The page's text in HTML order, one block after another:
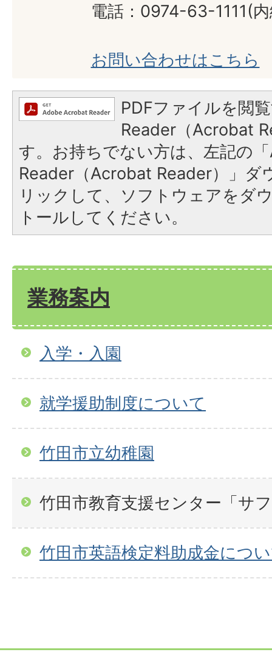
電話：0974-63-1111(
お問い合わせはこちら
PDFファイルを閲
Reader（Acrobat
す。お持ちでない方は、左記の
Reader（Acrobat Reader）」ダ
リックして、ソフトウェアをダ
トールしてください。
業務案内
入学・入園
就学援助制度について
竹田市立幼稚園
竹田市教育支援センター「サ
竹田市英語検定料助成金につ